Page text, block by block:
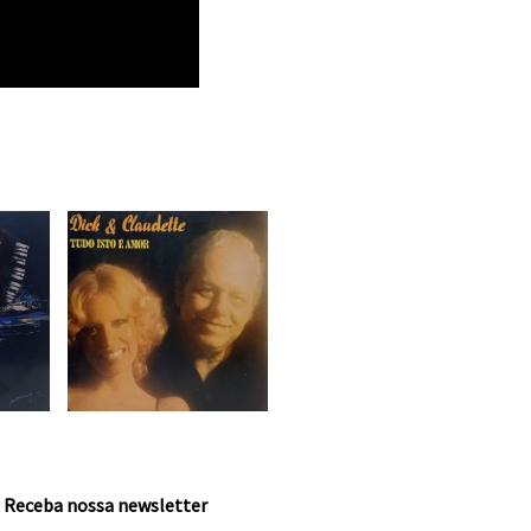
Receba nossa newsletter